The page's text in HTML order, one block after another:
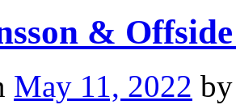
&
May 11, 2022 by